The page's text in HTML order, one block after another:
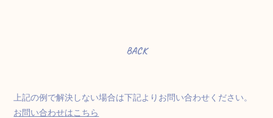
BACK
上記の例で解決しない場合は下記よりお問い合わせください。
お問い合わせはこちら